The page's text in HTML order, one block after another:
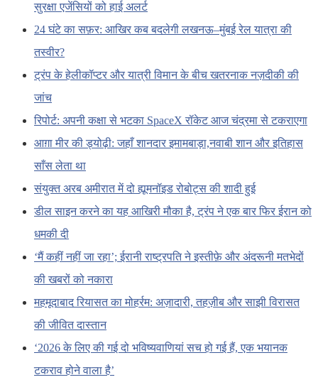
सुरक्षा एजेंसियों को हाई अलर्ट
24 घंटे का सफ़र: आखिर कब बदलेगी लखनऊ–मुंबई रेल यात्रा की
तस्वीर?
ट्रंप के हेलीकॉप्टर और यात्री विमान के बीच खतरनाक नज़दीकी की
जांच
रिपोर्ट: अपनी कक्षा से भटका SpaceX रॉकेट आज चंद्रमा से टकराएगा
आग़ा मीर की ड्योढ़ी: जहाँ शानदार इमामबाड़ा,नवाबी शान और इतिहास
साँस लेता था
संयुक्त अरब अमीरात में दो ह्यूमनॉइड रोबोट्स की शादी हुई
डील साइन करने का यह आखिरी मौका है, ट्रंप ने एक बार फिर ईरान को
धमकी दी
‘मैं कहीं नहीं जा रहा’; ईरानी राष्ट्रपति ने इस्तीफ़े और अंदरूनी मतभेदों
की खबरों को नकारा
महमूदाबाद रियासत का मोहर्रम: अज़ादारी, तहज़ीब और साझी विरासत
की जीवित दास्तान
‘2026 के लिए की गई दो भविष्यवाणियां सच हो गई हैं, एक भयानक
टकराव होने वाला है’